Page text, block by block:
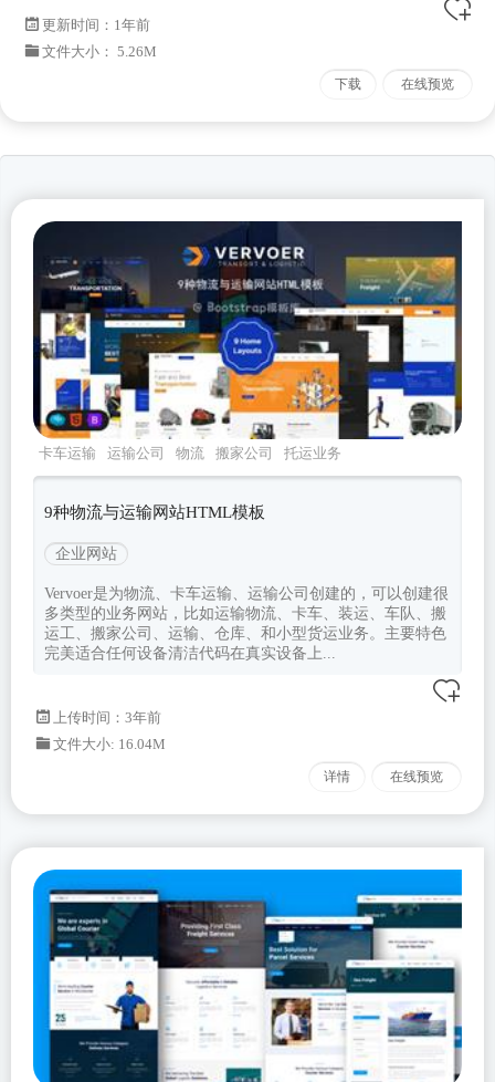
更新时间： 1年前
文件大小： 5.26M
下载 在线预览
卡车运输 运输公司 物流 搬家公司 托运业务
9种物流与运输网站HTML模板
企业网站
Vervoer是为物流、卡车运输、运输公司创建的，可以创建很
多类型的业务网站，比如运输物流、卡车、装运、车队、搬
运工、搬家公司、运输、仓库、和小型货运业务。主要特色
完美适合任何设备清洁代码在真实设备上...
上传时间：3年前
文件大小: 16.04M
详情 在线预览